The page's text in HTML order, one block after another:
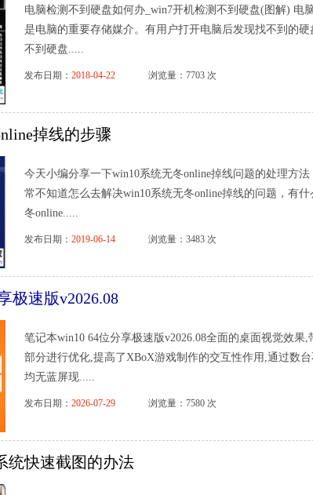
电脑检测不到硬盘如何办_win7开机检测不到硬盘(图解) 电
是电脑的重要存储媒介。有用户打开电脑后发现找不到的硬
不到硬盘.....
发布日期： 2018-04-22 浏览量：7703 次
掉线的步骤
今天小编分享一下win10系统无冬online掉线问题的处理方
常不知道怎么去解决win10系统无冬online掉线的问题，有
冬online.....
发布日期： 2019-06-14 浏览量：3483 次
极速版v2026.08
笔记本win10 64位分享极速版v2026.08全面的桌面视觉效果
部分进行优化,提高了XBoX游戏制作的交互性作用,通过数
均无蓝屏现.....
发布日期： 2026-07-29 浏览量：7580 次
统快速截图的办法